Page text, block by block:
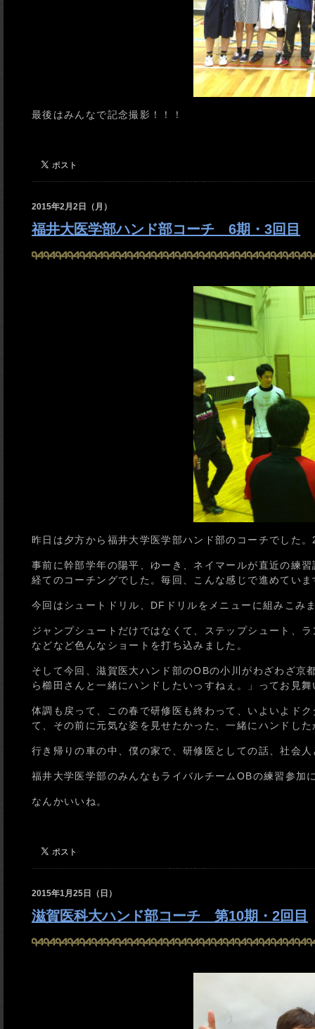
最後はみんなで記念撮影！！！
2015年2月2日（月）
福井大医学部ハンド部コーチ 6期・3回目
昨日は夕方から福井大学医学部ハンド部のコーチでした
事前に幹部学年の陽平、ゆーき、ネイマールが直近の練
経てのコーチングでした。毎回、こんな感じで進めていま
今回はシュートドリル、DFドリルをメニューに組みこみ
ジャンプシュートだけではなくて、ステップシュート、
などなど色んなショートを打ち込みました。
そして今回、滋賀医大ハンド部のOBの小川がわざわざ
ら櫛田さんと一緒にハンドしたいっすねぇ。」ってお見
体調も戻って、この春で研修医も終わって、いよいよド
て、その前に元気な姿を見せたかった、一緒にハンドし
行き帰りの車の中、僕の家で、研修医としての話、社会
福井大学医学部のみんなもライバルチームOBの練習参加
なんかいいね。
2015年1月25日（日）
滋賀医科大ハンド部コーチ 第10期・2回目